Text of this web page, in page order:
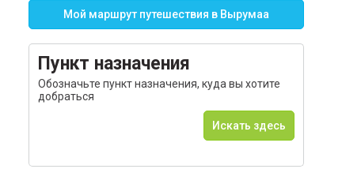
Мой маршрут путешествия в Вырумаа
Пункт назначения
Обозначьте пункт назначения, куда вы хотите
добраться
Искать здесь